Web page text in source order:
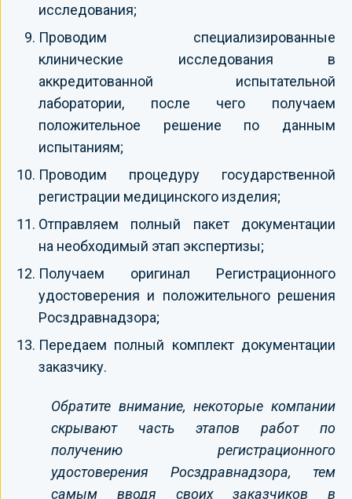
исследования;
Проводим специализированные
клинические исследования в
аккредитованной испытательной
лаборатории, после чего получаем
положительное решение по данным
испытаниям;
Проводим процедуру государственной
регистрации медицинского изделия;
Отправляем полный пакет документации
на необходимый этап экспертизы;
Получаем оригинал Регистрационного
удостоверения и положительного решения
Росздравнадзора;
Передаем полный комплект документации
заказчику.
Обратите внимание, некоторые компании
скрывают часть этапов работ по
получению регистрационного
удостоверения Росздравнадзора, тем
самым вводя своих заказчиков в